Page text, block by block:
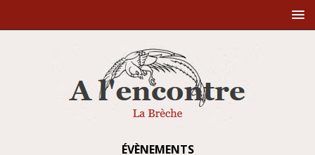
ÉVÈNEMENTS